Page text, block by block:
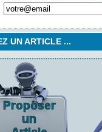
UN ARTICLE ...